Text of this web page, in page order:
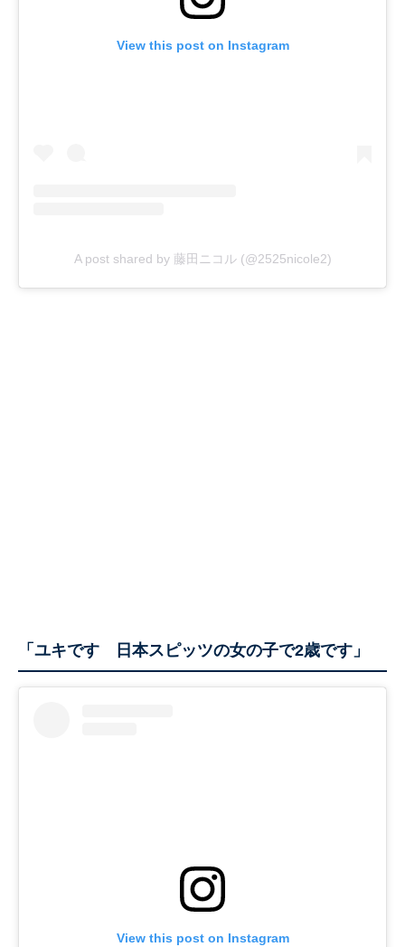
View this post on Instagram
A post shared by 藤田ニコル (@2525nicole2)
「ユキです 日本スピッツの女の子で2歳です」
View this post on Instagram